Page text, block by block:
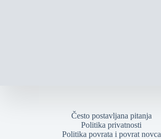
Često postavljana pitanja
Politika privatnosti
Politika povrata i povrat novca